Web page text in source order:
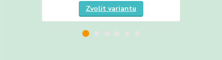
Zvolit variantu